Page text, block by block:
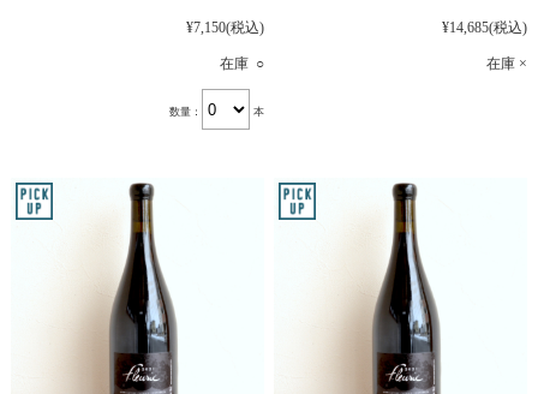
¥7,150(税込)
在庫 ○
数量： 本
¥14,685(税込)
在庫 ×